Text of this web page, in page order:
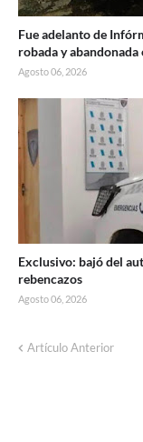
Fue adelanto de
robada y
Agosto 06, 2026
Exclusivo: bajó del
rebencazos
Agosto 06, 2026
Artículo Anterior